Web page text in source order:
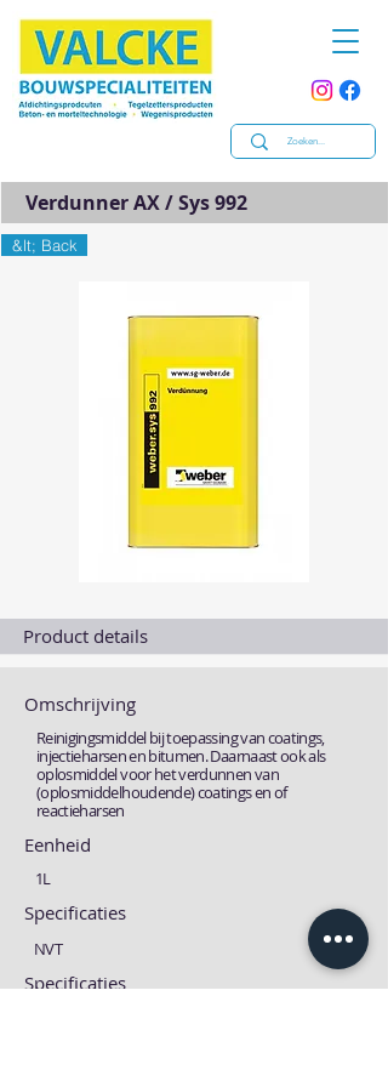
Verdunner AX / Sys 992
&lt; Back
Product details
Omschrijving
Reinigingsmiddel bij toepassing van coatings,
injectieharsen en bitumen. Daarnaast ook als
oplosmiddel voor het verdunnen van
(oplosmiddelhoudende) coatings en of
reactieharsen
Eenheid
1L
Specificaties
NVT
Specificaties